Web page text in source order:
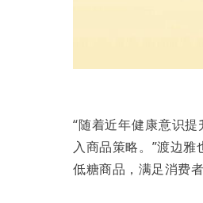
“随着近年健康意识
入商品策略。”渡边
低糖商品，满足消费者